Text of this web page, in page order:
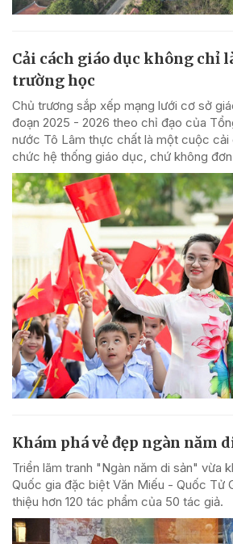
Cải cách giáo dục không chỉ
trường học
Chủ trương sắp xếp mạng lưới cơ sở
đoạn 2025 - 2026 theo chỉ đạo của
nước Tô Lâm thực chất là một cuộc
chức hệ thống giáo dục, chứ không đơn
Khám phá vẻ đẹp ngàn năm
Triển lãm tranh "Ngàn năm di sản" vừa
Quốc gia đặc biệt Văn Miếu - Quốc Tử
thiệu hơn 120 tác phẩm của 50 tác giả.